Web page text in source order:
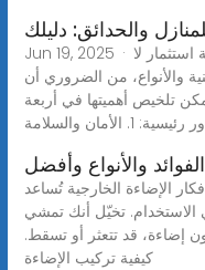
والحدائق: دليلك
Jun 19, 2025 · فن ما وراء الضوء: لماذا الإضاءة الخارجية استثمار لا
والأنواع، من الضروري أن
تلخيص أهميتها في أربعة
1. الأمان والسلامة
والأنواع وأفضل
الإضاءة الخارجية تُساعد
تخيّل أنك تمشي
إضاءة، قد تتعثر أو تسقط.
كيفية تركيب الإضاءة